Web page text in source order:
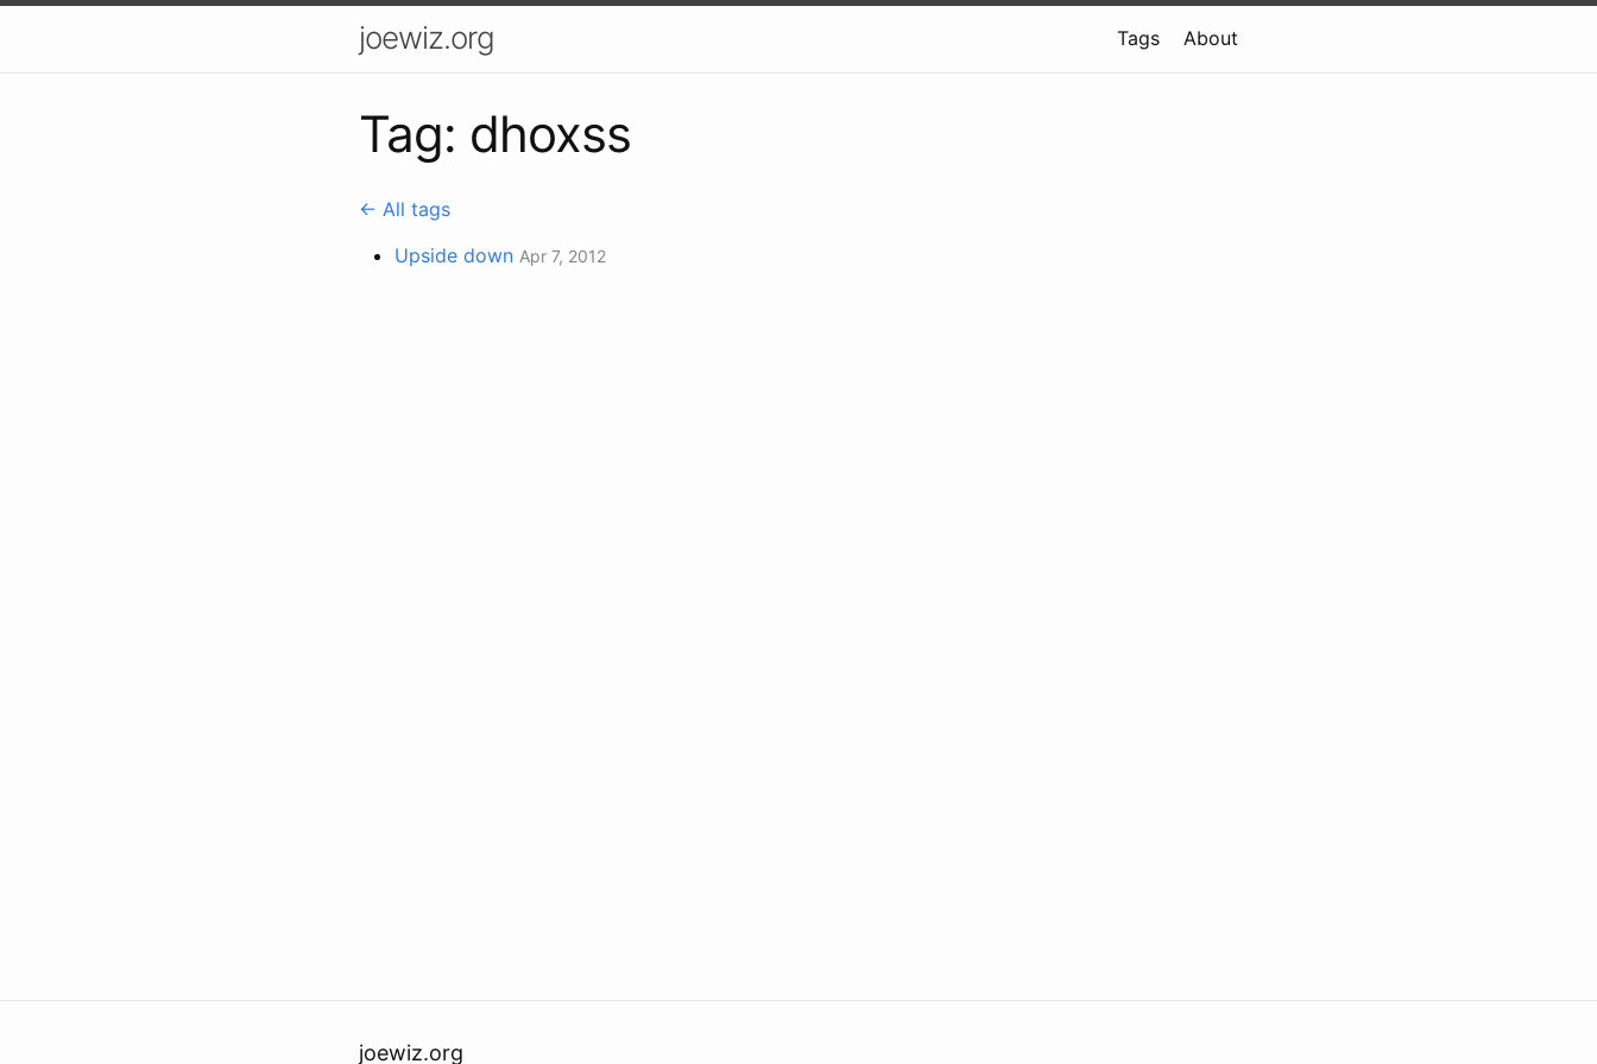
joewiz.org Tags About
Tag: dhoxss
← All tags
Upside down Apr 7, 2012
joewiz.org